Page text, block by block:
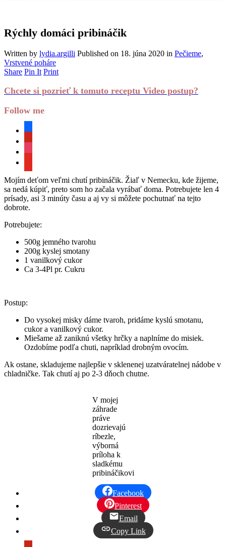
Rýchly domáci pribináčik
Written by lydia.argilli Published on 18. júna 2020 in Pečieme,
Vrstvené poháre
Share Pin It Print
Chcete si pozrieť k tomuto receptu Video postup?
Follow me
Mojím deťom veľmi chutí pribináčik. Žiaľ v Nemecku, kde žijeme,
sa nedá kúpiť, preto som ho začala vyrábať doma. Potrebujete len 4
prísady, asi 3 minúty času a aj vy si môžete pochutnať na tejto
dobrote.
Potrebujete:
500g jemného tvarohu
200g kyslej smotany
1 vanilkový cukor
Ca 3-4Pl pr. Cukru
Postup:
Do vysokej misky dáme tvaroh, pridáme kyslú smotanu,
cukor a vanilkový cukor.
Miešame až zaniknú všetky hrčky a naplníme do misiek.
Ozdobíme podľa chuti, napríklad drobným ovocím.
Ak ostane, skladujeme najlepšie v sklenenej uzatváratelnej nádobe v
chladničke. Tak chutí aj po 2-3 dňoch chutne.
V mojej
záhrade
práve
dozrievajú
ríbezle,
výborná
príloha k
sladkému
pribináčikovi
Facebook
Pinterest
Email
Copy Link